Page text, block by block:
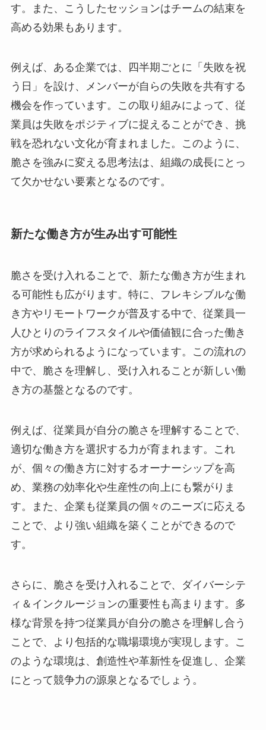
す。また、こうしたセッションはチームの結束を
高める効果もあります。
例えば、ある企業では、四半期ごとに「失敗を祝
う日」を設け、メンバーが自らの失敗を共有する
機会を作っています。この取り組みによって、従
業員は失敗をポジティブに捉えることができ、挑
戦を恐れない文化が育まれました。このように、
脆さを強みに変える思考法は、組織の成長にとっ
て欠かせない要素となるのです。
新たな働き方が生み出す可能性
脆さを受け入れることで、新たな働き方が生まれ
る可能性も広がります。特に、フレキシブルな働
き方やリモートワークが普及する中で、従業員一
人ひとりのライフスタイルや価値観に合った働き
方が求められるようになっています。この流れの
中で、脆さを理解し、受け入れることが新しい働
き方の基盤となるのです。
例えば、従業員が自分の脆さを理解することで、
適切な働き方を選択する力が育まれます。これ
が、個々の働き方に対するオーナーシップを高
め、業務の効率化や生産性の向上にも繋がりま
す。また、企業も従業員の個々のニーズに応える
ことで、より強い組織を築くことができるので
す。
さらに、脆さを受け入れることで、ダイバーシテ
ィ＆インクルージョンの重要性も高まります。多
様な背景を持つ従業員が自分の脆さを理解し合う
ことで、より包括的な職場環境が実現します。こ
のような環境は、創造性や革新性を促進し、企業
にとって競争力の源泉となるでしょう。